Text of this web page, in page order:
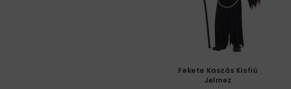
Fekete Kaszás Kisfiú
Jelmez